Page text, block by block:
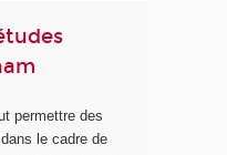
permettre des
le cadre de